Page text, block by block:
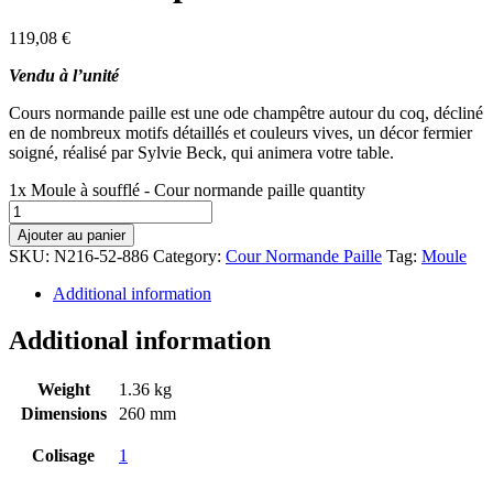
119,08 €
Vendu à l’unité
Cours normande paille est une ode champêtre autour du coq, décliné
en de nombreux motifs détaillés et couleurs vives, un décor fermier
soigné, réalisé par Sylvie Beck, qui animera votre table.
1x Moule à soufflé - Cour normande paille quantity
Ajouter au panier
SKU: N216-52-886 Category: Cour Normande Paille Tag: Moule
Additional information
Additional information
Weight
1.36 kg
Dimensions
260 mm
Colisage 1